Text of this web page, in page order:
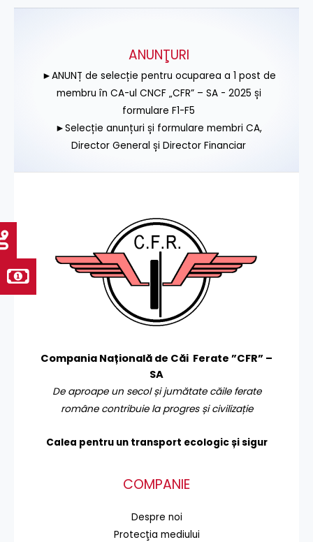
ANUNŢURI
►ANUNȚ de selecție pentru ocuparea a 1 post de
membru în CA-ul CNCF „CFR” – SA - 2025 și
formulare F1-F5
►Selecție anunțuri și formulare membri CA,
Director General și Director Financiar
Compania Națională de Căi Ferate ”CFR” –
SA
De aproape un secol și jumătate căile ferate
române contribuie la progres și civilizație
Calea pentru un transport ecologic și sigur
COMPANIE
Despre noi
Protecţia mediului